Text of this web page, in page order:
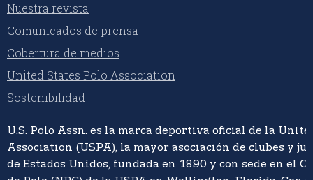
Nuestra revista
Comunicados de prensa
Cobertura de medios
United States Polo Association
Sostenibilidad
U.S. Polo Assn. es la marca deportiva oficial de la
Association (USPA), la mayor asociación de clubes y
de Estados Unidos, fundada en 1890 y con sede en el